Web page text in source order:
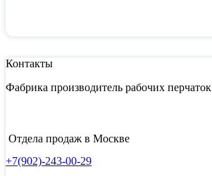
Контакты
Фабрика производитель рабочих перчаток
Отдела продаж в Москве
+7(902)-243-00-29